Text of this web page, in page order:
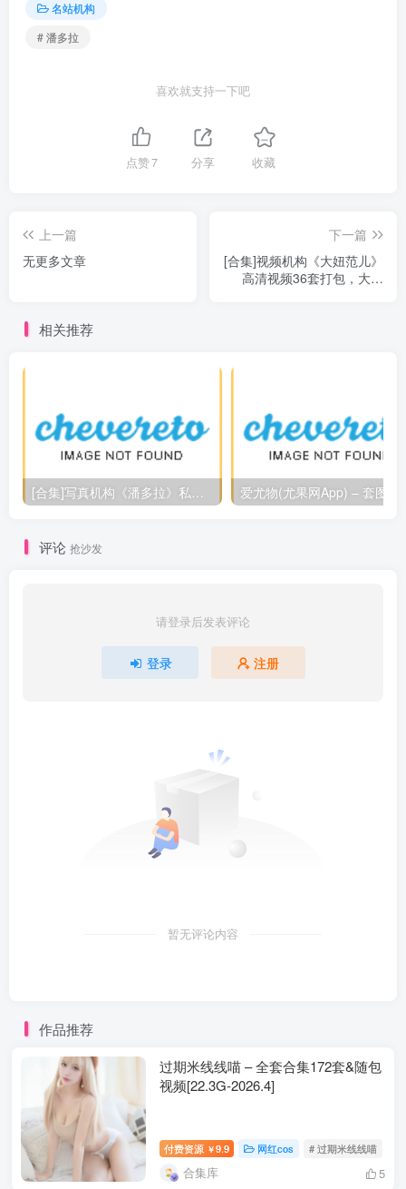
名站机构
# 潘多拉
喜欢就支持一下吧
点赞7 分享 收藏
上一篇
无更多文章
下一篇
[合集]视频机构《大妞范儿》
高清视频36套打包，大小
相关推荐
[合集]写真机构《潘多拉》私房摄影杂志1-10期及2套特刊包括完整PDF合集打包[5.09G]
评论 抢沙发
请登录后发表评论
登录 注册
暂无评论内容
作品推荐
过期米线线喵 – 全套合集172套&随包
视频[22.3G-2026.4]
付费资源 ￥9.9 网红cos # 过期米线线喵
合集库 5